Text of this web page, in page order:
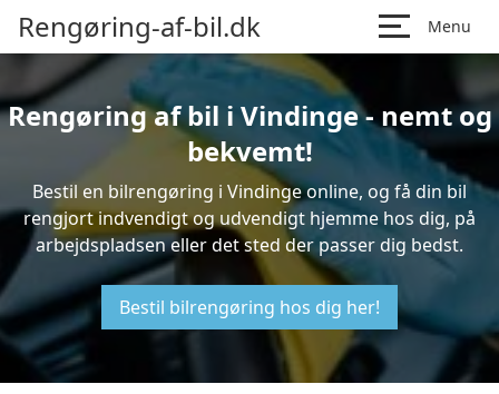
Rengøring-af-bil.dk Menu
Rengøring af bil i Vindinge - nemt og
bekvemt!
Bestil en bilrengøring i Vindinge online, og få din bil
rengjort indvendigt og udvendigt hjemme hos dig, på
arbejdspladsen eller det sted der passer dig bedst.
Bestil bilrengøring hos dig her!